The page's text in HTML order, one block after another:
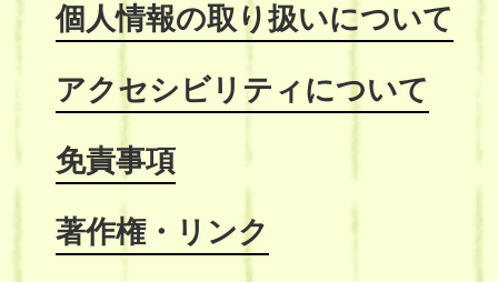
個人情報の取り扱いについて
アクセシビリティについて
免責事項
著作権・リンク